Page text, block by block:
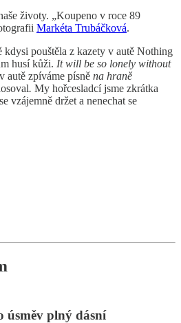
životy. „Koupeno v roce 89
Markéta Trubáčková.
kdysi pouštěla z kazety v autě Nothing
husí kůži. It will be so lonely without
autě zpíváme písně na hraně
. My hořcesladcí jsme zkrátka
vzájemně držet a nenechat se
úsměv plný dásní